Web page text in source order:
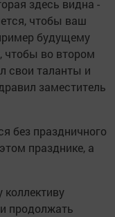
здесь видна -
чтобы ваш
будущему
чтобы во втором
свои таланты и
заместитель
без праздничного
празднике, а
продолжать